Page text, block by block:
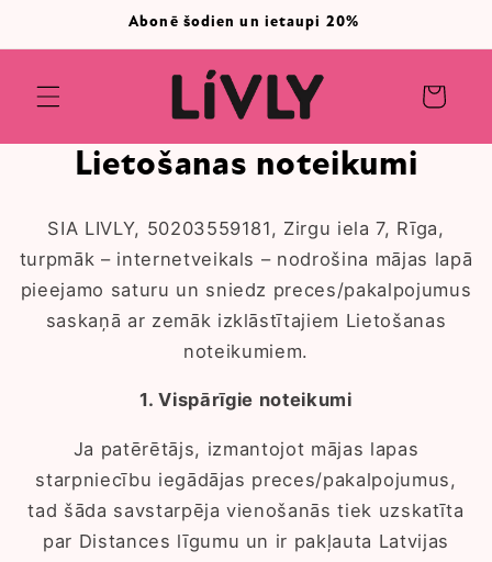
saturu
Abonē šodien un ietaupi 20%
Ratiņi
Lietošanas noteikumi
SIA LIVLY, 50203559181, Zirgu iela 7, Rīga,
turpmāk – internetveikals – nodrošina mājas lapā
pieejamo saturu un sniedz preces/pakalpojumus
saskaņā ar zemāk izklāstītajiem Lietošanas
noteikumiem.
1. Vispārīgie noteikumi
Ja patērētājs, izmantojot mājas lapas
starpniecību iegādājas preces/pakalpojumus,
tad šāda savstarpēja vienošanās tiek uzskatīta
par Distances līgumu un ir pakļauta Latvijas